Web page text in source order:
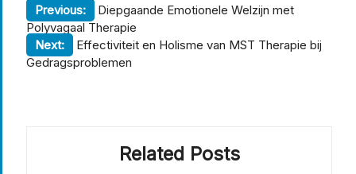
Berichtnavigatie
Previous:
Diepgaande Emotionele Welzijn met
Polyvagaal Therapie
Next:
Effectiviteit en Holisme van MST Therapie bij
Gedragsproblemen
Related Posts